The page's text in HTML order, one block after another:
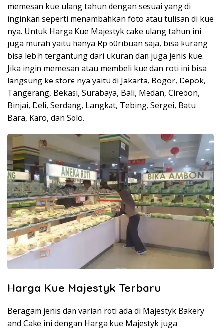
memesan kue ulang tahun dengan sesuai yang di
inginkan seperti menambahkan foto atau tulisan di kue
nya. Untuk Harga Kue Majestyk cake ulang tahun ini
juga murah yaitu hanya Rp 60ribuan saja, bisa kurang
bisa lebih tergantung dari ukuran dan juga jenis kue.
Jika ingin memesan atau membeli kue dan roti ini bisa
langsung ke store nya yaitu di Jakarta, Bogor, Depok,
Tangerang, Bekasi, Surabaya, Bali, Medan, Cirebon,
Binjai, Deli, Serdang, Langkat, Tebing, Sergei, Batu
Bara, Karo, dan Solo.
Harga Kue Majestyk Terbaru
Beragam jenis dan varian roti ada di Majestyk Bakery
and Cake ini dengan Harga kue Majestyk juga